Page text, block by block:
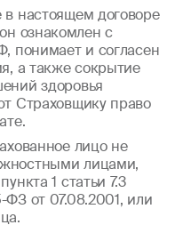
настоящем договоре
ознакомлен с
понимает и согласен
а также сокрытие
здоровья
Страховщику право
лицо не
лицами,
1 статьи 7.3
ФЗ от 07.08.2001, или